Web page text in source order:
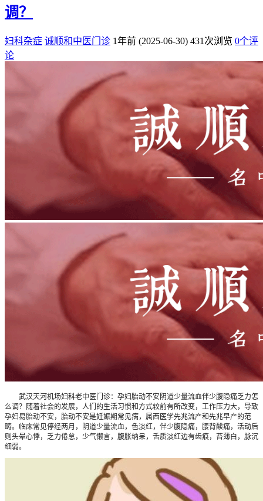
调？
妇科杂症 诚顺和中医门诊 1年前 (2025-06-30) 431次浏览 0个评
论
武汉天河机场妇科老中医门诊：孕妇胎动不安阴道少量流血伴少腹隐痛乏力怎
么调？随着社会的发展，人们的生活习惯和方式较前有所改变，工作压力大，导致
孕妇易胎动不安，胎动不安是妊娠期常见病，属西医学先兆流产和先兆早产的范
畴。临床常见停经两月，阴道少量流血，色淡红，伴少腹隐痛，腰背酸痛，活动后
则头晕心悸，乏力倦怠，少气懒言，腹胀纳呆，舌质淡红边有齿痕，苔薄白，脉沉
细弱。